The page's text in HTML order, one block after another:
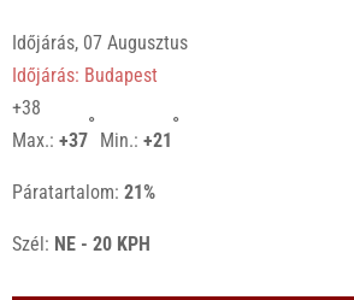
Időjárás, 07 Augusztus
Időjárás: Budapest
+38
Max.:+37
°
Min.:+21
°
Páratartalom:21%
Szél: NE - 20 KPH